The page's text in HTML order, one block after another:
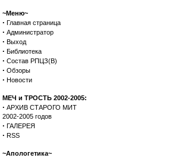
~Меню~
· Главная страница
· Администратор
· Выход
· Библиотека
· Состав РПЦЗ(В)
· Обзоры
· Новости
МЕЧ и ТРОСТЬ 2002-2005:
· АРХИВ СТАРОГО МИТ
2002-2005 годов
· ГАЛЕРЕЯ
· RSS
~Апологетика~